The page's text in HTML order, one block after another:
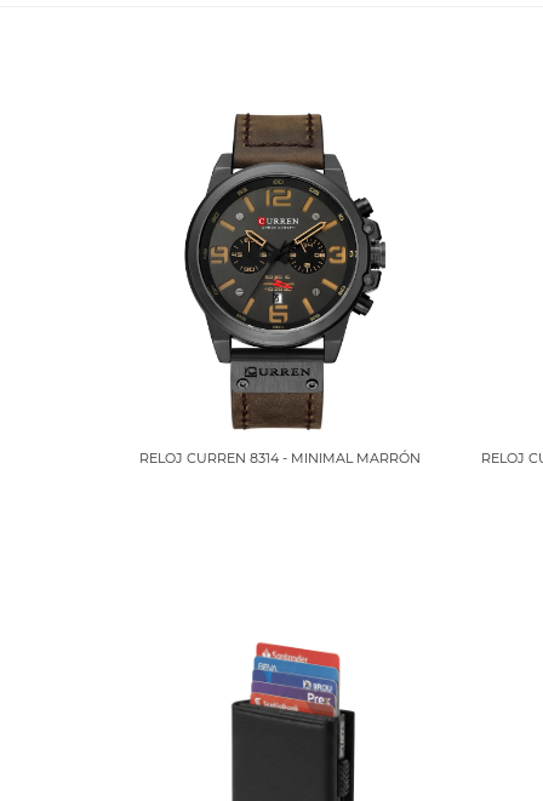
RELOJ CURREN 8314 - MINIMAL MARRÓN RELOJ